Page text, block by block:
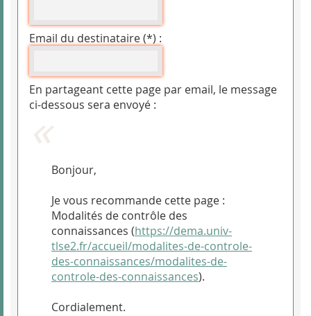
Email du destinataire (*) :
En partageant cette page par email, le message
ci-dessous sera envoyé :
Bonjour,
Je vous recommande cette page :
Modalités de contrôle des
connaissances (https://dema.univ-
tlse2.fr/accueil/modalites-de-controle-
des-connaissances/modalites-de-
controle-des-connaissances).
Cordialement.